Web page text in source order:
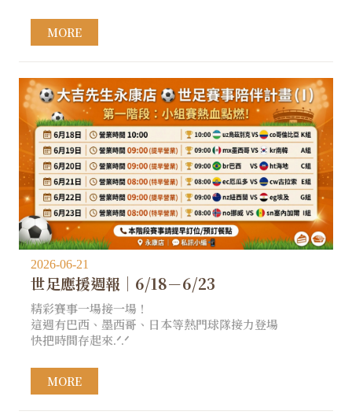
MORE
2026-06-21
世足應援週報｜6/18－6/23
精彩賽事一場接一場！
這週有巴西、墨西哥、日本等熱門球隊接力登場
快把時間存起來.ᐟ.ᐟ
MORE